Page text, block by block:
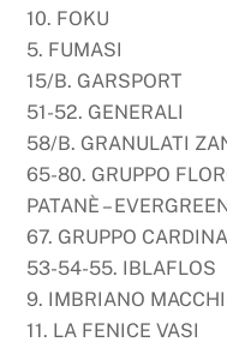
10. FOKU
5. FUMASI
15/B. GARSPORT
51-52. GENERALI
58/B. GRANULATI
65-80. GRUPPO
PATANÈ –
67. GRUPPO
53-54-55. IBLAFLOS
9. IMBRIANO
11. LA FENICE VASI